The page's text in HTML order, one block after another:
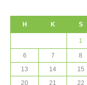
H K S
1
6 7 8
13
14 15
20
21 22